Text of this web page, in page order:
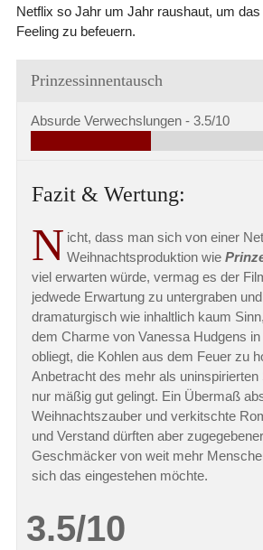
Netflix so Jahr um Jahr raushaut, um
Feeling zu befeuern.
Prinzessinnentausch
Absurde Verwechslungen - 3.5/10
Fazit & Wertung:
N icht, dass man sich von einer
Weihnachtsproduktion wie
viel erwarten würde, vermag es der
jedwede Erwartung zu untergraben
dramaturgisch wie inhaltlich kaum
dem Charme von Vanessa Hudgens
obliegt, die Kohlen aus dem Feuer zu
Anbetracht des mehr als
nur mäßig gut gelingt. Ein Übermaß
Weihnachtszauber und verkitschte
und Verstand dürften aber
Geschmäcker von weit mehr
sich das eingestehen möchte.
3.5/10